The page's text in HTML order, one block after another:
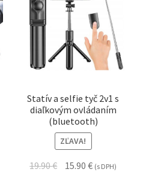
Statív a selfie tyč 2v1 s
diaľkovým ovládaním
(bluetooth)
ZĽAVA!
19.90€ 15.90€ (s DPH)